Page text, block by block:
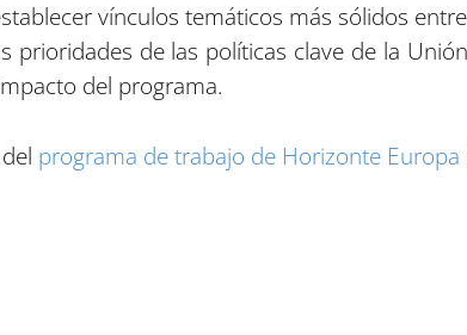
vínculos temáticos más sólidos
prioridades de las políticas clave de la
del programa.
programa de trabajo de Horizonte